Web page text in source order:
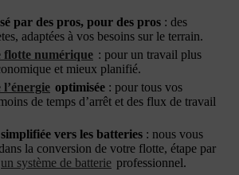
par des pros, pour des pros : des
adaptées à vos besoins sur le terrain.
flotte numérique : pour un travail plus
et mieux planifié.
l’énergie optimisée : pour tous vos
de temps d’arrêt et des flux de travail
vers les batteries : nous vous
la conversion de votre flotte, étape par
un système de batterie professionnel.